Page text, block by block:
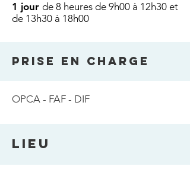
1 jour de 8 heures de 9h00 à 12h30 et
de 13h30 à 18h00
PRISE EN CHARGE
OPCA - FAF - DIF
LIEU